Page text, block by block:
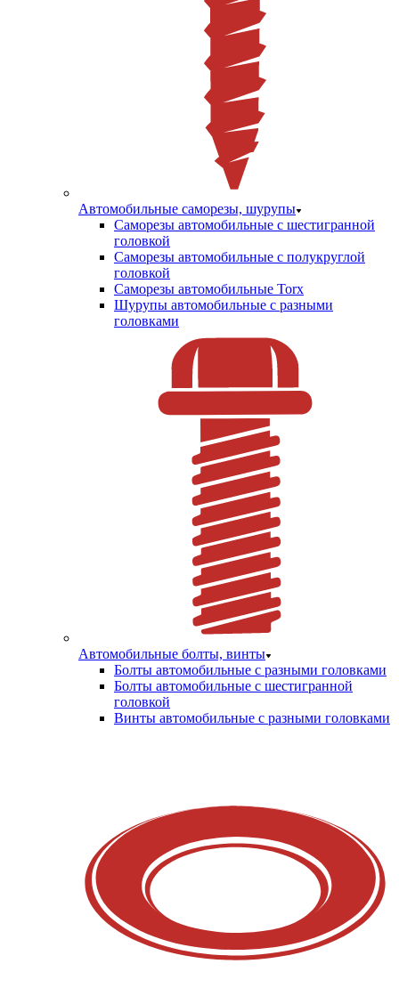
Автомобильные саморезы, шурупы
Саморезы автомобильные с шестигранной
головкой
Саморезы автомобильные с полукруглой
головкой
Саморезы автомобильные Torx
Шурупы автомобильные с разными
головками
Автомобильные болты, винты
Болты автомобильные с разными головками
Болты автомобильные с шестигранной
головкой
Винты автомобильные с разными головками